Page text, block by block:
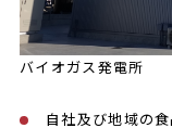
バイオガス発電所
自社及び地域の